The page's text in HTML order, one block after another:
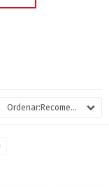
Recomendados